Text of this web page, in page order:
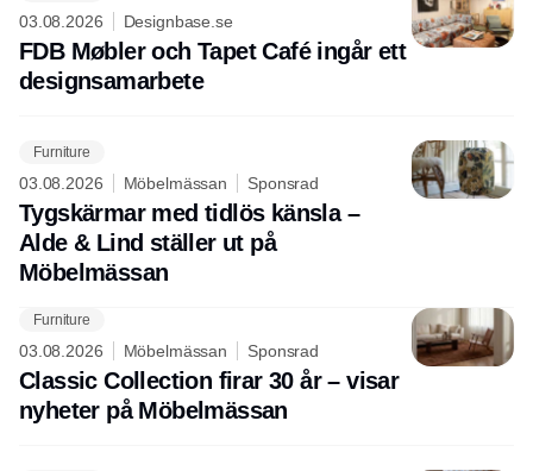
03.08.2026 Designbase.se
FDB Møbler och Tapet Café ingår ett
designsamarbete
Furniture
03.08.2026 Möbelmässan Sponsrad
Tygskärmar med tidlös känsla –
Alde & Lind ställer ut på
Möbelmässan
Furniture
03.08.2026 Möbelmässan Sponsrad
Classic Collection firar 30 år – visar
nyheter på Möbelmässan